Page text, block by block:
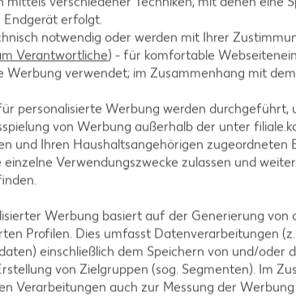
erfolgt.
notwendig oder werden mit Ihrer
Verantwortliche) - für komfortable
Werbung verwendet; im Zusammenhang mit
personalisierte Werbung werden durchgeführt,
von Werbung außerhalb der unter
und Ihren Haushaltsangehörigen zugeordneten
einzelne Verwendungszwecke zulassen und
Werbung basiert auf der Generierung von
Profilen. Dies umfasst Datenverarbeitungen
einschließlich dem Speichern von und/
von Zielgruppen (sog. Segmenten). Im
Verarbeitungen auch zur Messung der